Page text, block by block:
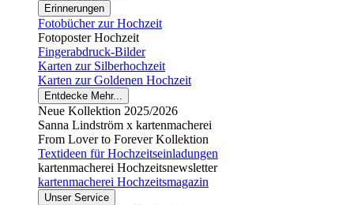
Erinnerungen
Fotobücher zur Hochzeit
Fotoposter Hochzeit
Fingerabdruck-Bilder
Karten zur Silberhochzeit
Karten zur Goldenen Hochzeit
Entdecke Mehr...
Neue Kollektion 2025/2026
Sanna Lindström x kartenmacherei
From Lover to Forever Kollektion
Textideen für Hochzeitseinladungen
kartenmacherei Hochzeitsnewsletter
kartenmacherei Hochzeitsmagazin
Unser Service